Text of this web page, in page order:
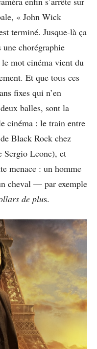
« John Wick
terminé. Jusque-là ça
une chorégraphie
mot cinéma vient du
Et que tous ces
fixes qui n’en
balles, sont la
cinéma : le train entre
Black Rock chez
Sergio Leone), et
menace : un homme
cheval — par exemple
de plus.